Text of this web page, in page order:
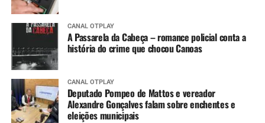
CANAL OTPLAY
A Passarela da Cabeça – romance policial conta a
história do crime que chocou Canoas
CANAL OTPLAY
Deputado Pompeo de Mattos e vereador
Alexandre Gonçalves falam sobre enchentes e
eleições municipais